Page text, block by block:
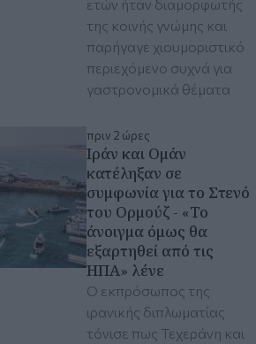
ετών ήταν διαμορφωτής
της κοινής γνώμης και
παρήγαγε χιουμοριστικό
περιεχόμενο συχνά για
γαστρονομικά θέματα
πριν 2 ώρες
Ιράν και Ομάν
κατέληξαν σε
συμφωνία για το Στενό
του Ορμούζ - «Το
άνοιγμα όμως θα
εξαρτηθεί από τις
ΗΠΑ» λένε
Ο εκπρόσωπος της
ιρανικής διπλωματίας
τόνισε πως Τεχεράνη και